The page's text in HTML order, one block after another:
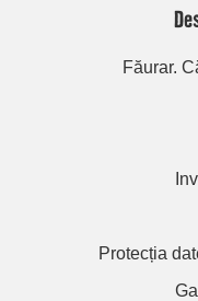
Făurar.
Protecția